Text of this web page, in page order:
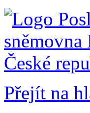
Přejít na